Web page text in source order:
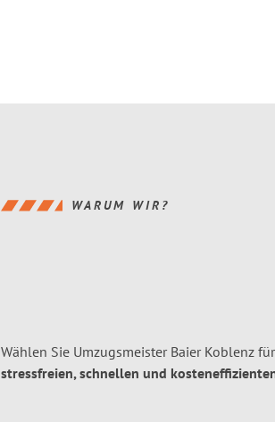
WARUM WIR?
Wählen Sie Umzugsmeister Baier Koblenz
stressfreien, schnellen und